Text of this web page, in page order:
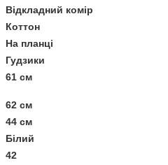
Відкладний комір
Коттон
На планці
Гудзики
61 см
62 см
44 см
Білий
42